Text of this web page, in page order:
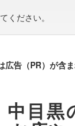
ください。
告（PR）が含ま
中目